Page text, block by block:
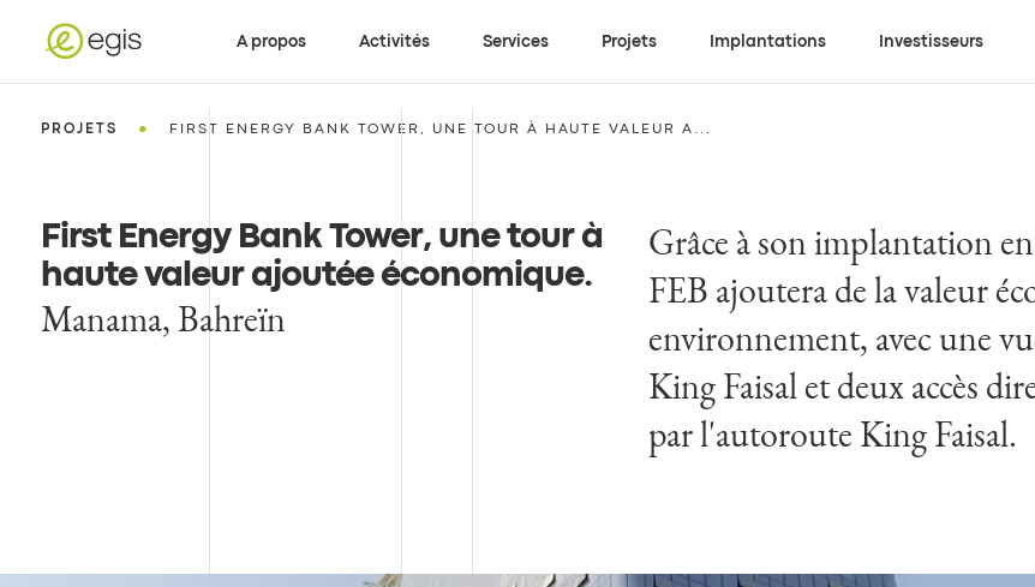
A propos Activités Services Projets Implantations Investisseurs
PROJETS • FIRST ENERGY BANK TOWER, UNE TOUR À HAUTE VALEUR A...
First Energy Bank Tower, une tour à
haute valeur ajoutée économique.
Manama, Bahreïn
Grâce à son implantation
FEB ajoutera de la valeur
environnement, avec une
King Faisal et deux accès
par l'autoroute King Faisal.